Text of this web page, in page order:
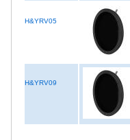
H&YRV05
H&YRV09